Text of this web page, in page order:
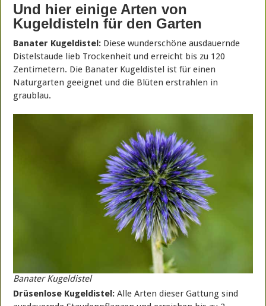
Und hier einige Arten von
Kugeldisteln für den Garten
Banater Kugeldistel: Diese wunderschöne ausdauernde
Distelstaude lieb Trockenheit und erreicht bis zu 120
Zentimetern. Die Banater Kugeldistel ist für einen
Naturgarten geeignet und die Blüten erstrahlen in
graublau.
Banater Kugeldistel
Drüsenlose Kugeldistel:Alle Arten dieser Gattung sind